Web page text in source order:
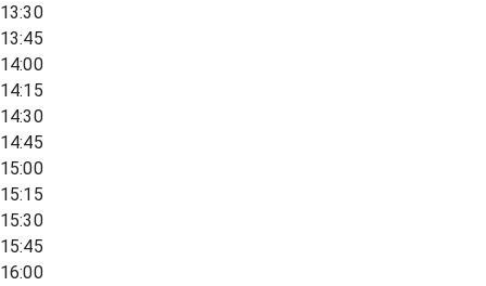
13:30
13:45
14:00
14:15
14:30
14:45
15:00
15:15
15:30
15:45
16:00